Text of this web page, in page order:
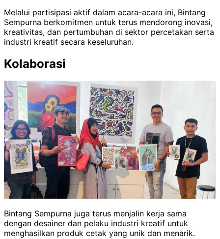
Melalui partisipasi aktif dalam acara-acara ini, Bintang
Sempurna berkomitmen untuk terus mendorong inovasi,
kreativitas, dan pertumbuhan di sektor percetakan serta
industri kreatif secara keseluruhan.
Kolaborasi
Bintang Sempurna juga terus menjalin kerja sama
dengan desainer dan pelaku industri kreatif untuk
menghasilkan produk cetak yang unik dan menarik.